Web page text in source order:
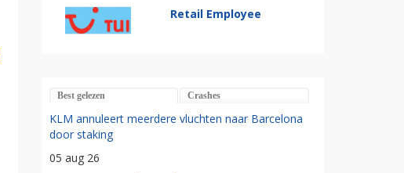
Retail Employee
Best gelezen Crashes
KLM annuleert meerdere vluchten naar Barcelona
door staking
05 aug 26